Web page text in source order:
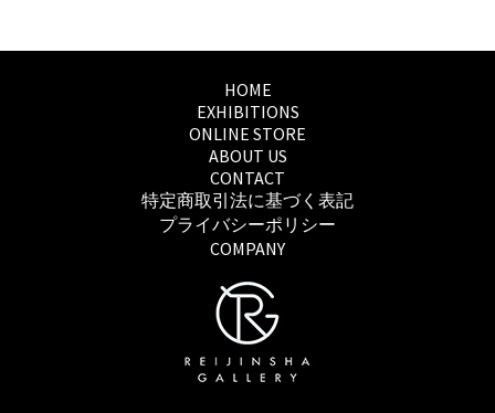
HOME
EXHIBITIONS
ONLINE STORE
ABOUT US
CONTACT
特定商取引法に基づく表記
プライバシーポリシー
COMPANY